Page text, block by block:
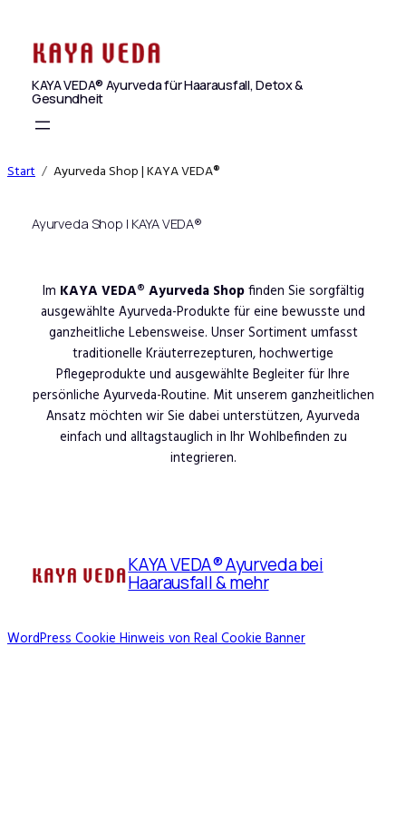
springen
KAYA VEDA® Ayurveda für Haarausfall, Detox &
Gesundheit
Start Ayurveda Shop | KAYA VEDA®
Ayurveda Shop | KAYA VEDA®
Im KAYA VEDA® Ayurveda Shopfinden Sie sorgfältig
ausgewählte Ayurveda-Produkte für eine bewusste und
ganzheitliche Lebensweise. Unser Sortiment umfasst
traditionelle Kräuterrezepturen, hochwertige
Pflegeprodukte und ausgewählte Begleiter für Ihre
persönliche Ayurveda-Routine. Mit unserem ganzheitlichen
Ansatz möchten wir Sie dabei unterstützen, Ayurveda
einfach und alltagstauglich in Ihr Wohlbefinden zu
integrieren.
KAYA VEDA® Ayurveda bei
Haarausfall & mehr
WordPress Cookie Hinweis von Real Cookie Banner